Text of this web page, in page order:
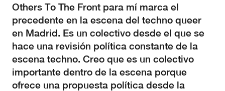
Others To The Front para mí marca el
precedente en la escena del techno queer
en Madrid. Es un colectivo desde el que se
hace una revisión política constante de la
escena techno. Creo que es un colectivo
importante dentro de la escena porque
ofrece una propuesta política desde la